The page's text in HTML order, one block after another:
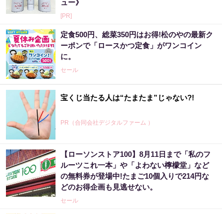
ュー》
[PR]
定食500円、総菜350円はお得!松のやの最新ク
ーポンで「ロースかつ定食」がワンコイン
に。
セール
宝くじ当たる人は“たまたま”じゃない?!
PR（合同会社デジタルファーム ）
【ローソンストア100】8月11日まで「私のフ
ルーツこれ一本」や「よわない檸檬堂」など
の無料券が登場中!たまご10個入りで214円な
どのお得企画も見逃せない。
セール